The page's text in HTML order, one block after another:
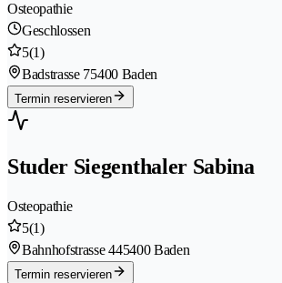
Osteopathie
Geschlossen
5(1)
Badstrasse 75400 Baden
Termin reservieren
Studer Siegenthaler Sabina
Osteopathie
5(1)
Bahnhofstrasse 445400 Baden
Termin reservieren